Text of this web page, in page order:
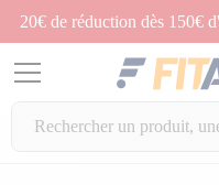
20€ de réduction dès 150€